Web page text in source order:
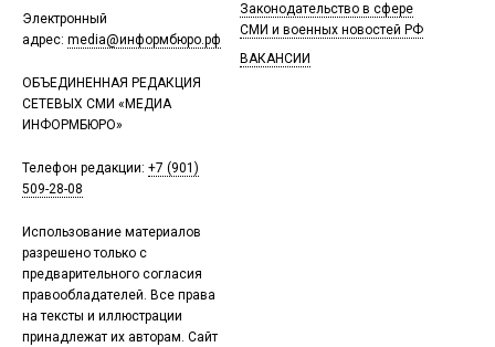
Электронный
адрес: media@информбюро.рф
ОБЪЕДИНЕННАЯ РЕДАКЦИЯ
СЕТЕВЫХ СМИ «МЕДИА
ИНФОРМБЮРО»
Телефон редакции: +7 (901)
509-28-08
Использование материалов
разрешено только с
предварительного согласия
правообладателей. Все права
на тексты и иллюстрации
принадлежат их авторам. Сайт
Законодательство в сфере
СМИ и военных новостей РФ
ВАКАНСИИ